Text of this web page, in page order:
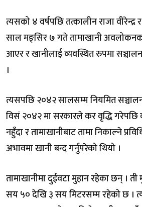
त्यसको ४ वर्षपछि तत्कालीन राजा वीरेन्द्र
साल मङ्सिर ७ गते तामाखानी
आएर र खानीलाई व्यवस्थित रुपमा
।
त्यसपछि २०४२ सालसम्म नियमित
विसं २०४२ मा सरकारले कर वृद्धि गरेपछि
नहुँदा र तामाखानीबाट तामा निकाल्ने
अभावमा खानी बन्द गर्नुपरेको थियो ।
तामाखानीमा दुईवटा मुहान रहेका छन् ।
सय ५० देखि ३ सय मिटरसम्म रहेको छ ।